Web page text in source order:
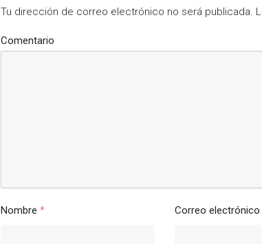
Tu dirección de correo electrónico no será publicada.
Comentario
Nombre * Correo electrónico